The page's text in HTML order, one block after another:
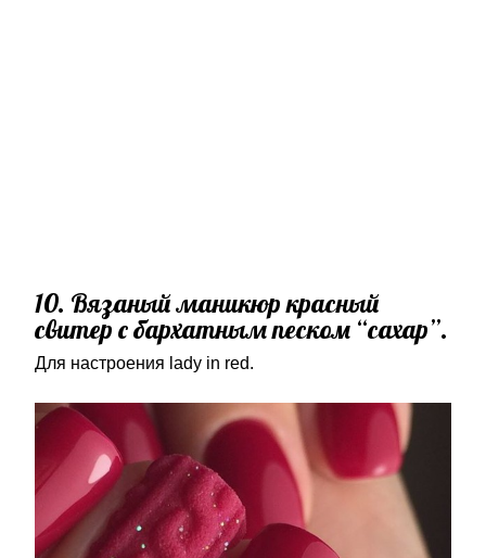
10. Вязаный маникюр красный
свитер с бархатным песком “сахар”.
Для настроения lady in red.